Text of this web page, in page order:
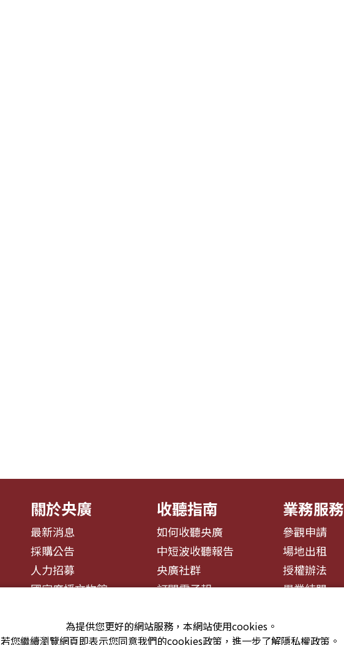
關於央廣
最新消息
採購公告
人力招募
國家廣播文物館
收聽指南
如何收聽央廣
中短波收聽報告
央廣社群
訂閱電子報
業務服務
參觀申請
場地出租
授權辦法
異業結盟
為提供您更好的網站服務，本網站使用cookies。
若您繼續瀏覽網頁即表示您同意我們的cookies政策，進一步了解隱私權政策。